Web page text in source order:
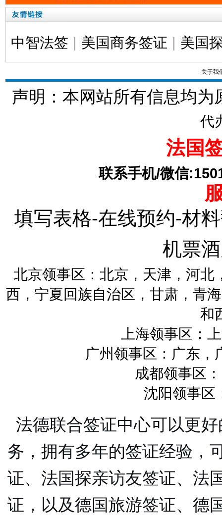
中智法签 | 美国商务签证 | 美国
关于我
声明：本网站所有信息均为
代
法国
联系手机/微信
填写表格-在线预约-材
机票
北京领事区：北京，天津，河
西，宁夏回族自治区，甘肃，青
和
上海领事区：
广州领事区：广东，
成都领事区
沈阳领事区
法德联合签证中心可以更
务，拥有多年的签证经验，
证、法国探亲访友签证、法
证，以及德国旅游签证、德